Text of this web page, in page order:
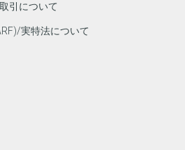
引について
実特法について